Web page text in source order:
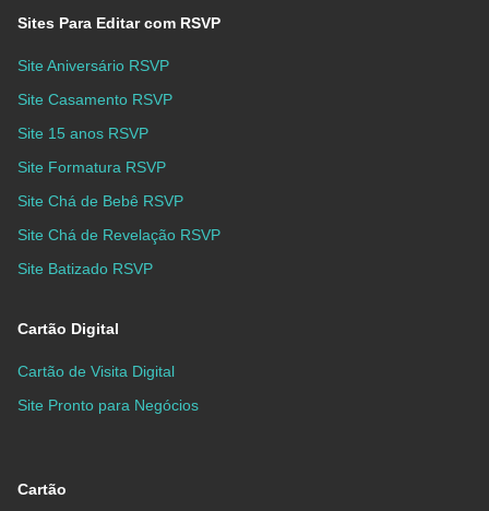
Sites Para Editar com RSVP
Site Aniversário RSVP
Site Casamento RSVP
Site 15 anos RSVP
Site Formatura RSVP
Site Chá de Bebê RSVP
Site Chá de Revelação RSVP
Site Batizado RSVP
Cartão Digital
Cartão de Visita Digital
Site Pronto para Negócios
Cartão